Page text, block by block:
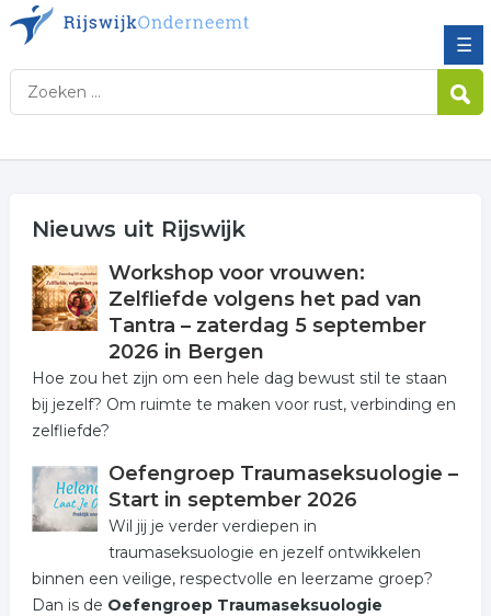
☰
Nieuws uit Rijswijk
Workshop voor vrouwen:
Zelfliefde volgens het pad van
Tantra – zaterdag 5 september
2026 in Bergen
Hoe zou het zijn om een hele dag bewust stil te staan
bij jezelf? Om ruimte te maken voor rust, verbinding en
zelfliefde?
Oefengroep Traumaseksuologie –
Start in september 2026
Wil jij je verder verdiepen in
traumaseksuologie en jezelf ontwikkelen
binnen een veilige, respectvolle en leerzame groep?
Dan is de Oefengroep Traumaseksuologie